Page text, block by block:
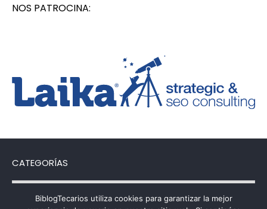
NOS PATROCINA:
CATEGORÍAS
Categorías
BiblogTecarios utiliza cookies para garantizar la mejor